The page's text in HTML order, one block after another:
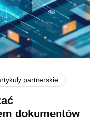
partnerskie
dokumentów